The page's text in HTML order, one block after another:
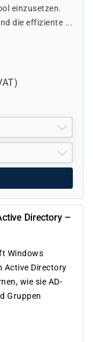
einzusetzen.
die effiziente ...
Directory –
Windows
Active Directory
wie sie AD-
Gruppen